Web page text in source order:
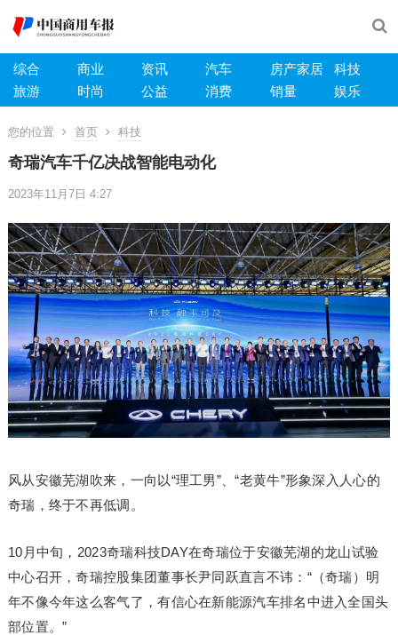
综合 商业 资讯 汽车 房产家居
科技
旅游
时尚 公益 消费 销量 娱乐
您的位置 首页 科技
奇瑞汽车千亿决战智能电动化
2023年11月7日 4:27
风从安徽芜湖吹来，一向以“理工男”、“老黄牛”形象深入人心的
奇瑞，终于不再低调。
10月中旬，2023奇瑞科技DAY在奇瑞位于安徽芜湖的龙山试验
中心召开，奇瑞控股集团董事长尹同跃直言不讳：“（奇瑞）明
年不像今年这么客气了，有信心在新能源汽车排名中进入全国头
部位置。”